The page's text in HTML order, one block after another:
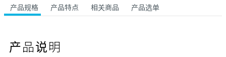
产品规格 产品特点 相关商品 产品选单
产品说明